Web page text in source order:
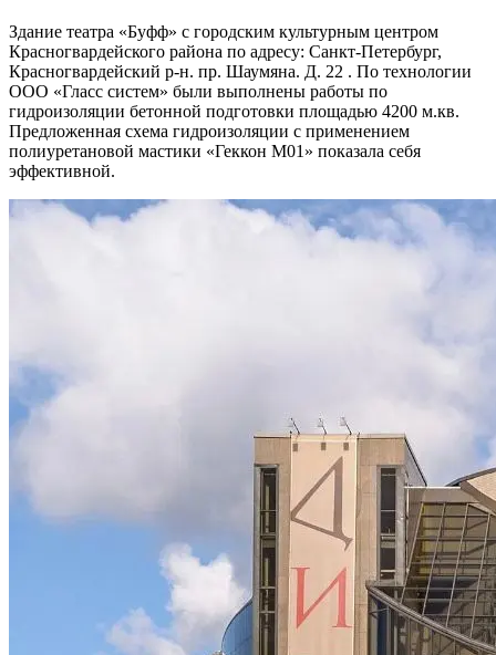
Здание театра «Буфф» с городским культурным центром
Красногвардейского района по адресу: Санкт-Петербург,
Красногвардейский р-н. пр. Шаумяна. Д. 22 . По технологии
ООО «Гласс систем» были выполнены работы по
гидроизоляции бетонной подготовки площадью 4200 м.кв.
Предложенная схема гидроизоляции с применением
полиуретановой мастики «Геккон М01» показала себя
эффективной.